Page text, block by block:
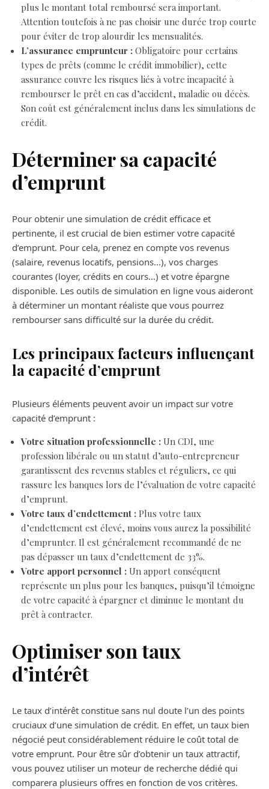
plus le montant total remboursé sera important.
Attention toutefois à ne pas choisir une durée trop courte
pour éviter de trop alourdir les mensualités.
L’assurance emprunteur : Obligatoire pour certains
types de prêts (comme le crédit immobilier), cette
assurance couvre les risques liés à votre incapacité à
rembourser le prêt en cas d’accident, maladie ou décès.
Son coût est généralement inclus dans les simulations de
crédit.
Déterminer sa capacité
d’emprunt
Pour obtenir une simulation de crédit efficace et
pertinente, il est crucial de bien estimer votre capacité
d’emprunt. Pour cela, prenez en compte vos revenus
(salaire, revenus locatifs, pensions…), vos charges
courantes (loyer, crédits en cours…) et votre épargne
disponible. Les outils de simulation en ligne vous aideront
à déterminer un montant réaliste que vous pourrez
rembourser sans difficulté sur la durée du crédit.
Les principaux facteurs influençant
la capacité d’emprunt
Plusieurs éléments peuvent avoir un impact sur votre
capacité d’emprunt :
Votre situation professionnelle : Un CDI, une
profession libérale ou un statut d’auto-entrepreneur
garantissent des revenus stables et réguliers, ce qui
rassure les banques lors de l’évaluation de votre capacité
d’emprunt.
Votre taux d’endettement : Plus votre taux
d’endettement est élevé, moins vous aurez la possibilité
d’emprunter. Il est généralement recommandé de ne
pas dépasser un taux d’endettement de 33%.
Votre apport personnel : Un apport conséquent
représente un plus pour les banques, puisqu’il témoigne
de votre capacité à épargner et diminue le montant du
prêt à contracter.
Optimiser son taux
d’intérêt
Le taux d’intérêt constitue sans nul doute l’un des points
cruciaux d’une simulation de crédit. En effet, un taux bien
négocié peut considérablement réduire le coût total de
votre emprunt. Pour être sûr d’obtenir un taux attractif,
vous pouvez utiliser un moteur de recherche dédié qui
comparera plusieurs offres en fonction de vos critères.